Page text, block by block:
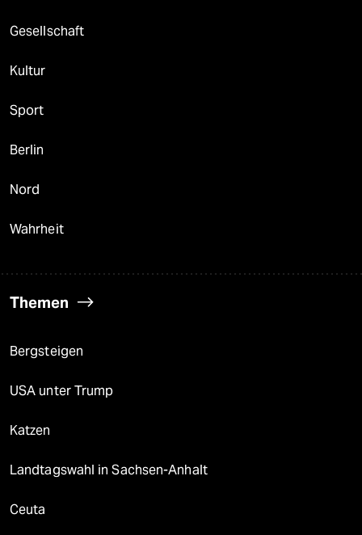
Gesellschaft
Kultur
Sport
Berlin
Nord
Wahrheit
Themen
Bergsteigen
USA unter Trump
Katzen
Landtagswahl in Sachsen-Anhalt
Ceuta